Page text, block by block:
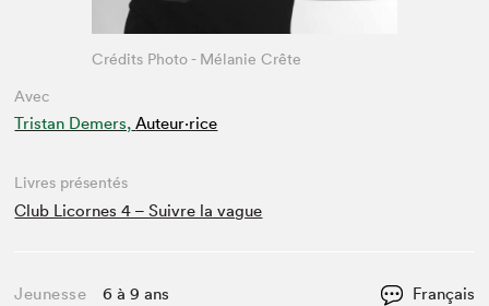
Avec
Tristan Demers, Auteur·rice
Crédits Photo - Mélanie Crête
Livres présentés
Club Licornes 4 – Suivre la vague
Jeunesse 6 à 9 ans Français